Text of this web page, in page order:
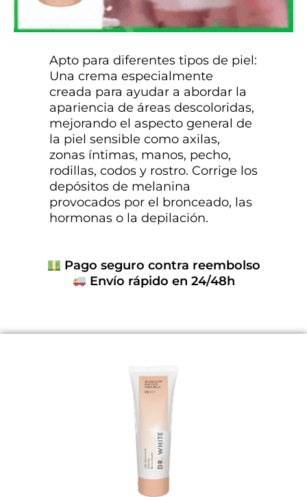
Apto para diferentes tipos de piel:
Una crema especialmente
creada para ayudar a abordar la
apariencia de áreas descoloridas,
mejorando el aspecto general de
la piel sensible como axilas,
zonas íntimas, manos, pecho,
rodillas, codos y rostro. Corrige los
depósitos de melanina
provocados por el bronceado, las
hormonas o la depilación.
Pago seguro contra reembolso
Envío rápido en 24/48h